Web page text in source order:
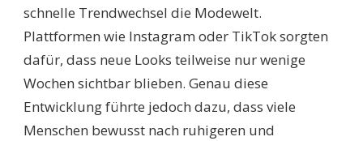
schnelle Trendwechsel die Modewelt.
Plattformen wie Instagram oder TikTok sorgten
dafür, dass neue Looks teilweise nur wenige
Wochen sichtbar blieben. Genau diese
Entwicklung führte jedoch dazu, dass viele
Menschen bewusst nach ruhigeren und